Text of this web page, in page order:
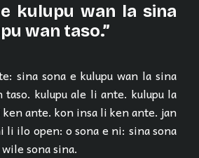
kulupu wan la sina
wan taso.”
sina sona e kulupu wan la sina
taso. kulupu ale li ante. kulupu la
ante. kon insa li ken ante. jan
li ilo open: o sona e ni: sina sona
sona sina.